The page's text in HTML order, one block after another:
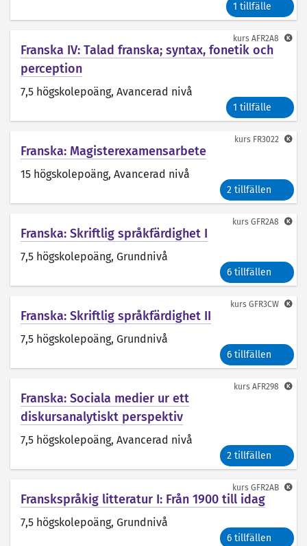
1 tillfälle
Franska IV: Talad franska; syntax, fonetik och
perception
7,5 högskolepoäng, Avancerad nivå
1 tillfälle
kurs AFR2A8
Franska: Magisterexamensarbete
15 högskolepoäng, Avancerad nivå
2 tillfällen
kurs FR3022
Franska: Skriftlig språkfärdighet I
7,5 högskolepoäng, Grundnivå
6 tillfällen
kurs GFR2A8
Franska: Skriftlig språkfärdighet II
7,5 högskolepoäng, Grundnivå
6 tillfällen
kurs GFR3CW
Franska: Sociala medier ur ett
diskursanalytiskt perspektiv
7,5 högskolepoäng, Avancerad nivå
2 tillfällen
kurs AFR298
Franskspråkig litteratur I: Från 1900 till idag
7,5 högskolepoäng, Grundnivå
6 tillfällen
kurs GFR2AB